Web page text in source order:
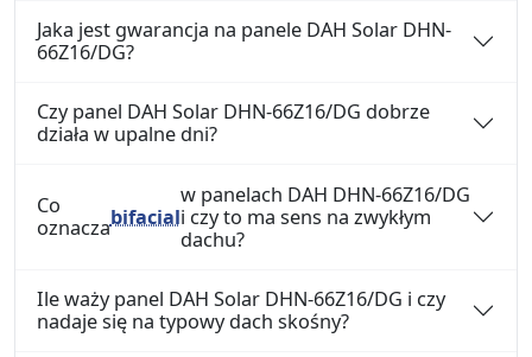
Jaka jest gwarancja na panele DAH Solar DHN-
66Z16/DG?
Czy panel DAH Solar DHN-66Z16/DG dobrze
działa w upalne dni?
Co
oznaczabifacial
w panelach DAH DHN-66Z16/DG
i czy to ma sens na zwykłym
dachu?
Ile waży panel DAH Solar DHN-66Z16/DG i czy
nadaje się na typowy dach skośny?